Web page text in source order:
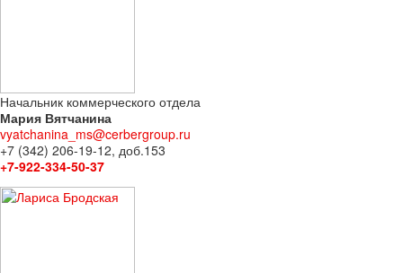
Начальник коммерческого отдела
Мария Вятчанина
vyatchanina_ms@cerbergroup.ru
+7 (342) 206-19-12, доб.153
+7-922-334-50-37